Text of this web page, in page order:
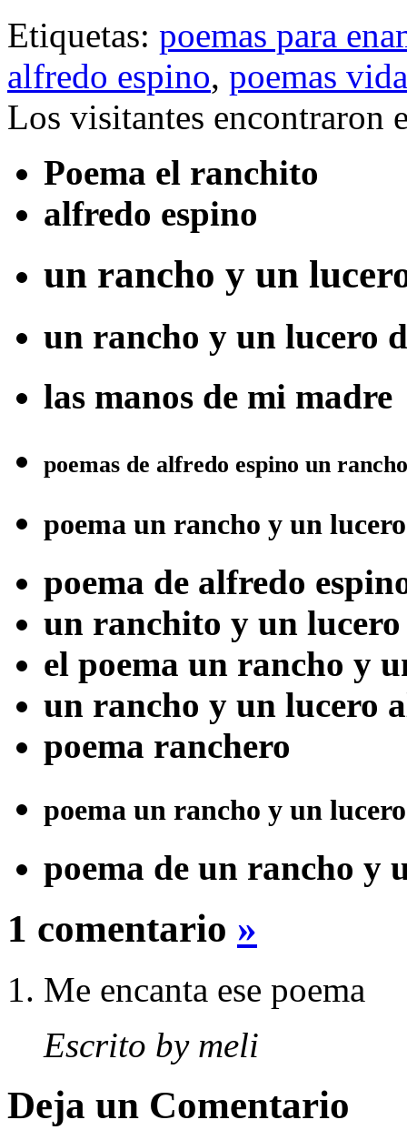
Etiquetas: poemas para
alfredo espino, poemas
Los visitantes encontraron
Poema el ranchito
alfredo espino
un rancho y un
un rancho y un lucero
las manos de mi madre
poemas de alfredo espino un
poema un rancho y un lucero
poema de alfredo
un ranchito y un lucero
el poema un rancho y
un rancho y un lucero
poema ranchero
poema un rancho y un
poema de un rancho y
1 comentario »
Me encanta ese poema
Escrito by meli
Deja un Comentario